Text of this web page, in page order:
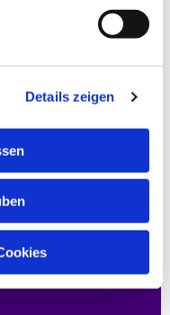
Details zeigen